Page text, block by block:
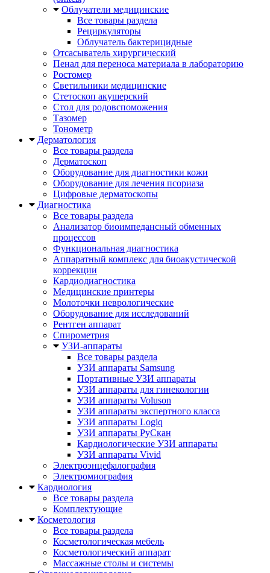
Облучатели медицинские
Все товары раздела
Рециркуляторы
Облучатель бактерицидные
Отсасыватель хирургический
Пенал для переноса материала в лабораторию
Ростомер
Светильники медицинские
Стетоскоп акушерский
Стол для родовспоможения
Тазомер
Тонометр
Дерматология
Все товары раздела
Дерматоскоп
Оборудование для диагностики кожи
Оборудование для лечения псориаза
Цифровые дерматоскопы
Диагностика
Все товары раздела
Анализатор биоимпедансный обменных
процессов
Функциональная диагностика
Аппаратный комплекс для биоакустической
коррекции
Кардиодиагностика
Медицинские принтеры
Молоточки неврологические
Оборудование для исследований
Рентген аппарат
Спирометрия
УЗИ-аппараты
Все товары раздела
УЗИ аппараты Samsung
Портативные УЗИ аппараты
УЗИ аппараты для гинекологии
УЗИ аппараты Voluson
УЗИ аппараты экспертного класса
УЗИ аппараты Logiq
УЗИ аппараты РуСкан
Кардиологические УЗИ аппараты
УЗИ аппараты Vivid
Электроэнцефалография
Электромиография
Кардиология
Все товары раздела
Комплектующие
Косметология
Все товары раздела
Косметологическая мебель
Косметологический аппарат
Массажные столы и системы